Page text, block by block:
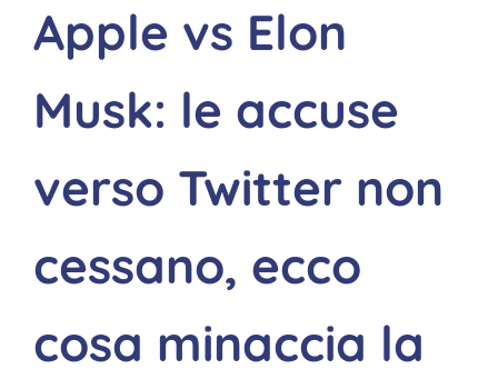
Apple vs Elon
Musk: le accuse
verso Twitter non
cessano, ecco
cosa minaccia la